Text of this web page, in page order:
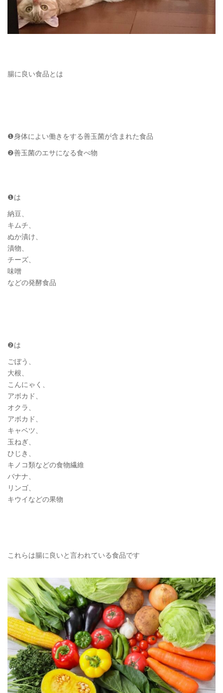
腸に良い食品とは
❶身体によい働きをする善玉菌が含まれた食品
❷善玉菌のエサになる食べ物
❶は
納豆、
キムチ、
ぬか漬け、
漬物、
チーズ、
味噌
などの発酵食品
❷は
ごぼう、
大根、
こんにゃく、
アボカド、
オクラ、
アボカド、
キャベツ、
玉ねぎ、
ひじき、
キノコ類などの食物繊維
バナナ、
リンゴ、
キウイなどの果物
これらは腸に良いと言われている食品です